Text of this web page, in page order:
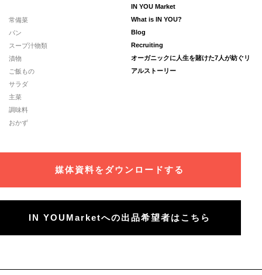
常備菜
パン
スープ汁物類
漬物
ご飯もの
サラダ
主菜
調味料
おかず
IN YOU Market
What is IN YOU?
Blog
Recruiting
オーガニックに人生を賭けた7人が紡ぐリ
アルストーリー
媒体資料をダウンロードする
IN YOUMarketへの出品希望者はこちら